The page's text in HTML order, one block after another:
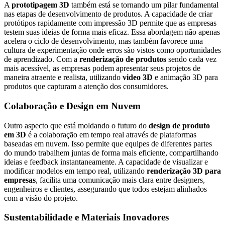
A prototipagem 3D também está se tornando um pilar fundamental
nas etapas de desenvolvimento de produtos. A capacidade de criar
protótipos rapidamente com impressão 3D permite que as empresas
testem suas ideias de forma mais eficaz. Essa abordagem não apenas
acelera o ciclo de desenvolvimento, mas também favorece uma
cultura de experimentação onde erros são vistos como oportunidades
de aprendizado. Com a renderização de produtos sendo cada vez
mais acessível, as empresas podem apresentar seus projetos de
maneira atraente e realista, utilizando video 3D e animação 3D para
produtos que capturam a atenção dos consumidores.
Colaboração e Design em Nuvem
Outro aspecto que está moldando o futuro do design de produto
em 3D é a colaboração em tempo real através de plataformas
baseadas em nuvem. Isso permite que equipes de diferentes partes
do mundo trabalhem juntas de forma mais eficiente, compartilhando
ideias e feedback instantaneamente. A capacidade de visualizar e
modificar modelos em tempo real, utilizando renderização 3D para
empresas, facilita uma comunicação mais clara entre designers,
engenheiros e clientes, assegurando que todos estejam alinhados
com a visão do projeto.
Sustentabilidade e Materiais Inovadores